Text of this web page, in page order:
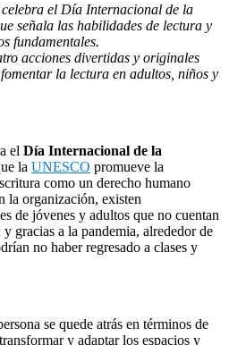
celebra el Día Internacional de la
señala las habilidades de lectura y
fundamentales.
acciones divertidas y originales
la lectura en adultos, niños y
el Día Internacional de la
la UNESCO promueve la
como un derecho humano
la organización, existen
de jóvenes y adultos que no cuentan
gracias a la pandemia, alrededor de
no haber regresado a clases y
se quede atrás en términos de
y adaptar los espacios y